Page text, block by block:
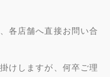
各店舗へ直接お問い合
けしますが、何卒ご理